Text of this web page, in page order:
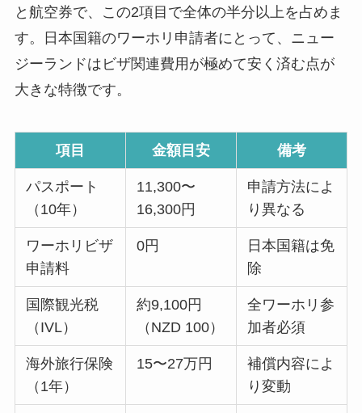
と航空券で、この2項目で全体の半分以上を占めま
す。日本国籍のワーホリ申請者にとって、ニュー
ジーランドはビザ関連費用が極めて安く済む点が
大きな特徴です。
項目 金額目安 備考
パスポート
（10年）
11,300〜
16,300円
申請方法によ
り異なる
ワーホリビザ
申請料
0円
日本国籍は免
除
国際観光税
（IVL）
約9,100円
（NZD 100）
全ワーホリ参
加者必須
海外旅行保険
（1年）
15〜27万円
補償内容によ
り変動